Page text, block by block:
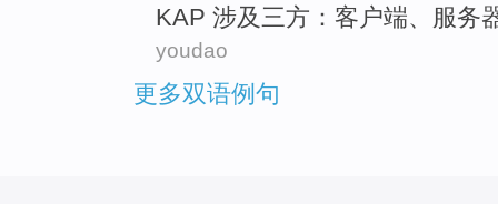
KAP 涉及 三方 ： 客户端、 服务
youdao
更多双语例句